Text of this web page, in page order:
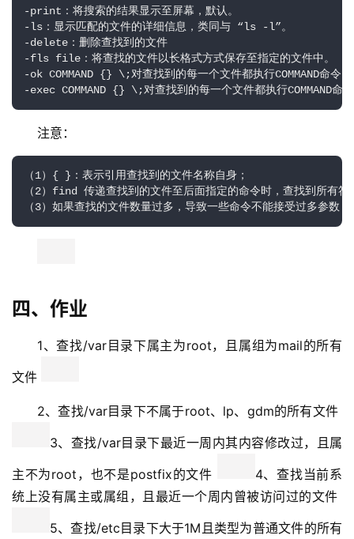
-print：将搜索的结果显示至屏幕，默认。
-ls：显示匹配的文件的详细信息，类同与 “ls -l”。
-delete：删除查找到的文件
-fls file：将查找的文件以长格式方式保存至指定的文件中。
-ok COMMAND {} \;对查找到的每一个文件都执行COMMAND命令
-exec COMMAND {} \;对查找到的每一个文件都执行COMMAND命
注意：
（1）{ }：表示引用查找到的文件名称自身；
（2）find 传递查找到的文件至后面指定的命令时，查找到所有
（3）如果查找的文件数量过多，导致一些命令不能接受过多参数
四、作业
1、查找/var目录下属主为root，且属组为mail的所有
文件
2、查找/var目录下不属于root、lp、gdm的所有文件
3、查找/var目录下最近一周内其内容修改过，且属
主不为root，也不是postfix的文件
4、查找当前系
统上没有属主或属组，且最近一个周内曾被访问过的文件
5、查找/etc目录下大于1M且类型为普通文件的所有